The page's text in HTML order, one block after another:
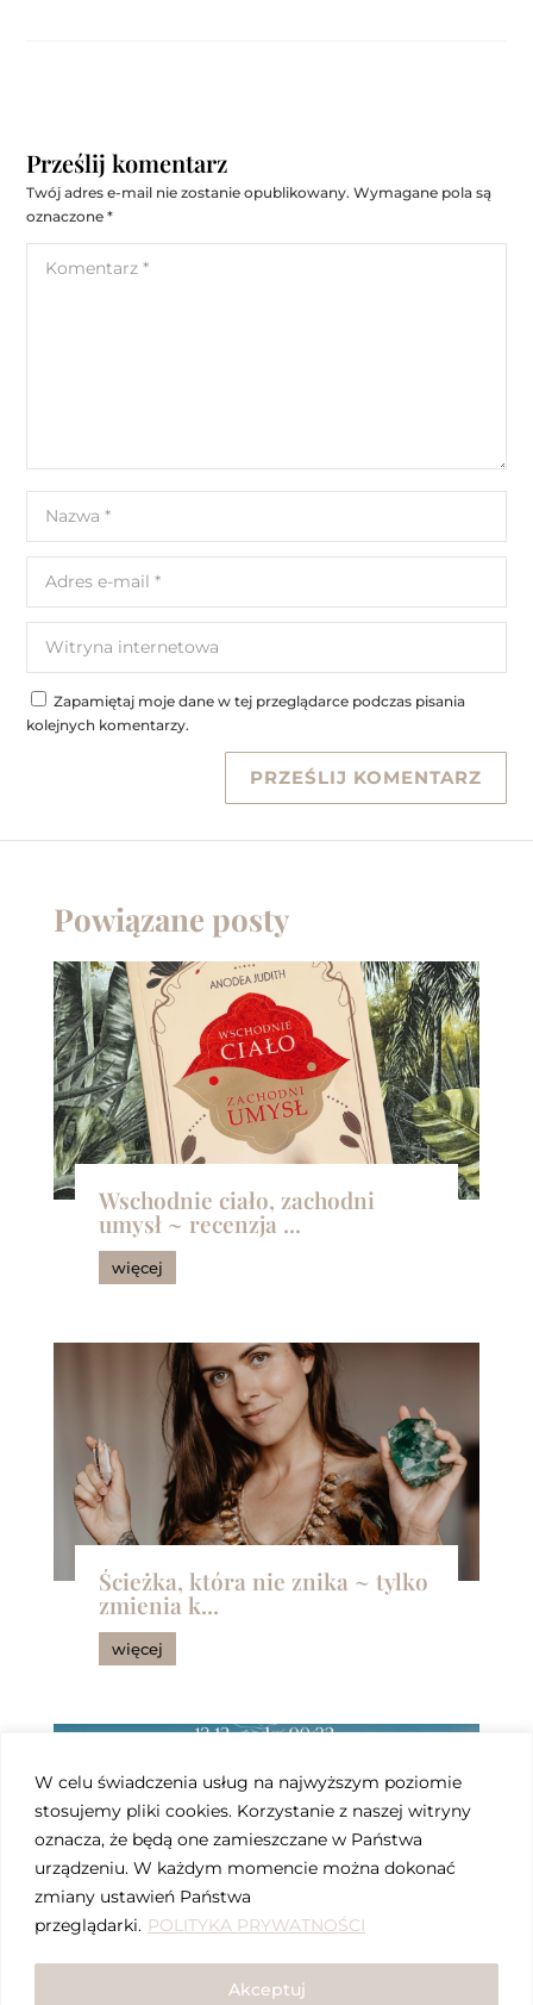
W celu świadczenia usług na najwyższym poziomie
stosujemy pliki cookies. Korzystanie z naszej witryny
oznacza, że będą one zamieszczane w Państwa
urządzeniu. W każdym momencie można dokonać
zmiany ustawień Państwa
przeglądarki. POLITYKA PRYWATNOŚCI
Akceptuj
Prześlij komentarz
Twój adres e-mail nie zostanie opublikowany. Wymagane pola są
oznaczone*
Zapamiętaj moje dane w tej przeglądarce podczas pisania
kolejnych komentarzy.
Powiązane posty
Wschodnie ciało, zachodni
umysł ~ recenzja ...
więcej
Ścieżka, która nie znika ~ tylko
zmienia k...
więcej
Nów Księżyca w Strzelcu ~ na
ile pozwalasz...